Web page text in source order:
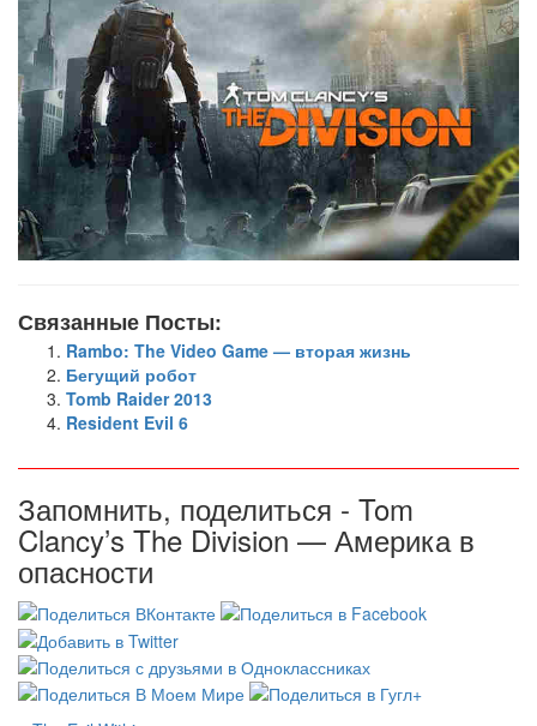
Связанные Посты:
Rambo: The Video Game — вторая жизнь
Бегущий робот
Tomb Raider 2013
Resident Evil 6
Запомнить, поделиться - Tom
Clancy’s The Division — Америка в
опасности